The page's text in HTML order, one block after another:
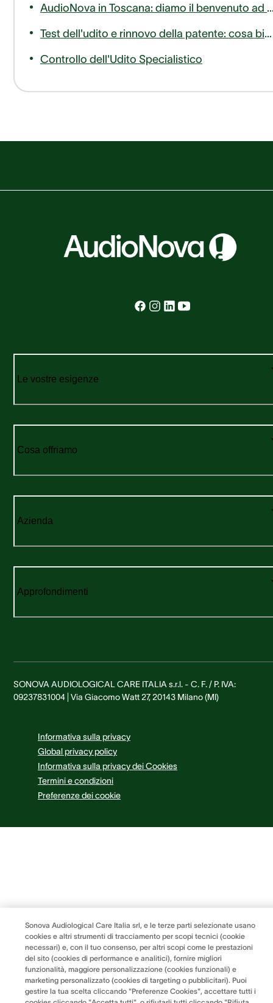
AudioNova in Toscana: diamo il benvenuto ad
Test dell'udito e rinnovo della patente: cosa bisogna sapere
Controllo dell'Udito Specialistico
Le vostre esigenze
Cosa offriamo
Azienda
Approfondimenti
SONOVA AUDIOLOGICAL CARE ITALIA s.r.l. - C. F. / P. IVA:
09237831004 | Via Giacomo Watt 27, 20143 Milano (MI)
Informativa sulla privacy
Global privacy policy
Informativa sulla privacy dei Cookies
Termini e condizioni
Preferenze dei cookie
Sonova Audiological Care Italia srl, e le terze parti selezionate usano
cookies e altri strumenti di tracciamento per scopi tecnici (cookie
necessari) e, con il tuo consenso, per altri scopi come le prestazioni
del sito (cookies di performance e analitici), fornire migliori
funzionalità, maggiore personalizzazione (cookies funzionali) e
marketing personalizzato (cookies di targeting o pubblicitari). Puoi
gestire la tua scelta cliccando "Preferenze Cookies", accettare tutti i